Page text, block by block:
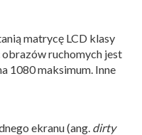
matrycę LCD klasy
ruchomych jest
1080 maksimum. Inne
ekranu (ang. dirty